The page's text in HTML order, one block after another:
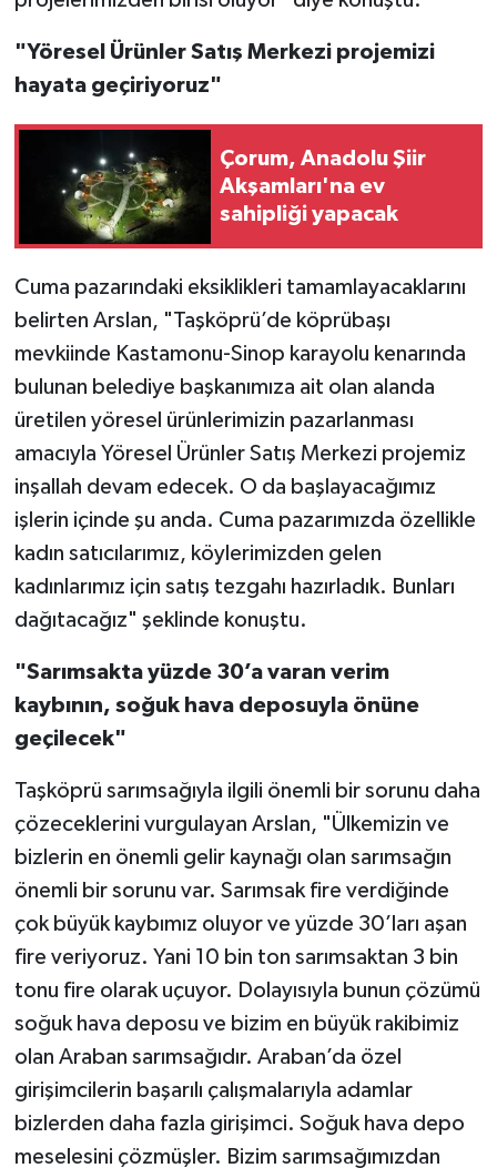
"Yöresel Ürünler Satış Merkezi projemizi
hayata geçiriyoruz"
Çorum, Anadolu Şiir
Akşamları'na ev
sahipliği yapacak
Cuma pazarındaki eksiklikleri tamamlayacaklarını
belirten Arslan, "Taşköprü’de köprübaşı
mevkiinde Kastamonu-Sinop karayolu kenarında
bulunan belediye başkanımıza ait olan alanda
üretilen yöresel ürünlerimizin pazarlanması
amacıyla Yöresel Ürünler Satış Merkezi projemiz
inşallah devam edecek. O da başlayacağımız
işlerin içinde şu anda. Cuma pazarımızda özellikle
kadın satıcılarımız, köylerimizden gelen
kadınlarımız için satış tezgahı hazırladık. Bunları
dağıtacağız" şeklinde konuştu.
"Sarımsakta yüzde 30’a varan verim
kaybının, soğuk hava deposuyla önüne
geçilecek"
Taşköprü sarımsağıyla ilgili önemli bir sorunu daha
çözeceklerini vurgulayan Arslan, "Ülkemizin ve
bizlerin en önemli gelir kaynağı olan sarımsağın
önemli bir sorunu var. Sarımsak fire verdiğinde
çok büyük kaybımız oluyor ve yüzde 30’ları aşan
fire veriyoruz. Yani 10 bin ton sarımsaktan 3 bin
tonu fire olarak uçuyor. Dolayısıyla bunun çözümü
soğuk hava deposu ve bizim en büyük rakibimiz
olan Araban sarımsağıdır. Araban’da özel
girişimcilerin başarılı çalışmalarıyla adamlar
bizlerden daha fazla girişimci. Soğuk hava depo
meselesini çözmüşler. Bizim sarımsağımızdan